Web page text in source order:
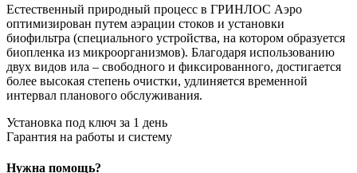
Естественный природный процесс в ГРИНЛОС Аэро
оптимизирован путем аэрации стоков и установки
биофильтра (специального устройства, на котором образуется
биопленка из микроорганизмов). Благодаря использованию
двух видов ила – свободного и фиксированного, достигается
более высокая степень очистки, удлиняется временной
интервал планового обслуживания.
Установка под ключ за 1 день
Гарантия на работы и систему
Нужна помощь?